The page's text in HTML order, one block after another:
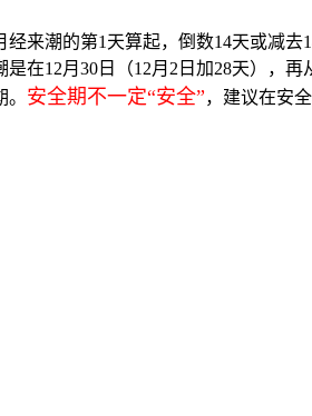
来潮的第1天算起，倒数14天或减
在12月30日（12月2日加28天），
安全期不一定“安全”，建议在安